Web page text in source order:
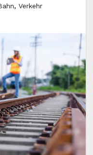
, Verkehr